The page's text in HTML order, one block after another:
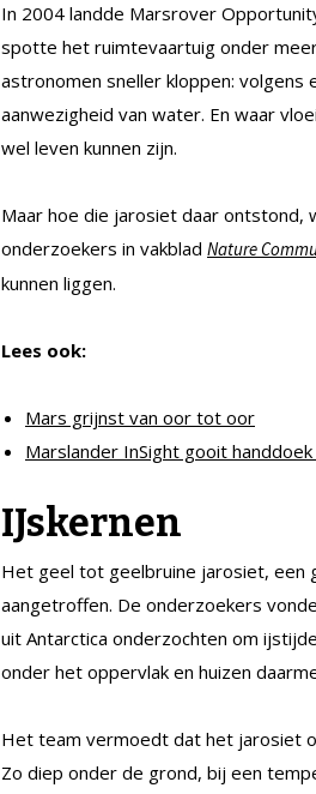
In 2004 landde Marsrover
spotte het ruimtevaartuig onder
astronomen sneller kloppen: volgens
aanwezigheid van water. En waar
wel leven kunnen zijn.
Maar hoe die jarosiet daar ontstond,
onderzoekers in vakblad Nature
kunnen liggen.
Lees ook:
Mars grijnst van oor tot oor
Marslander InSight gooit
IJskernen
Het geel tot geelbruine jarosiet, een
aangetroffen. De onderzoekers
uit Antarctica onderzochten om
onder het oppervlak en huizen
Het team vermoedt dat het jarosiet
Zo diep onder de grond, bij een